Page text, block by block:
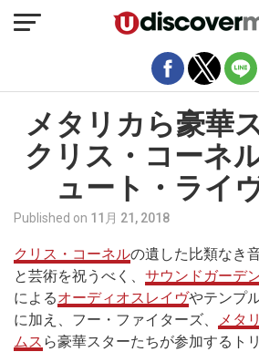
メタリカら豪華
クリス・コーネ
ュート・ライ
Published on 11月 21, 2018
クリス・コーネルの遺した比類なき
と芸術を祝うべく、 サウンドガーデ
によるオーディオスレイヴやテンプ
に加え、フー・ファイターズ、 メタ
ムスら豪華スターたちが参加するト
モバイルバージョン